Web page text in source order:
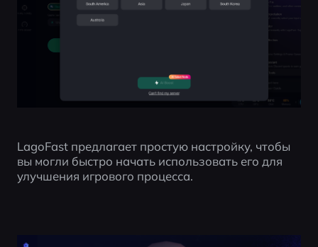
LagoFast предлагает простую настройку, чтобы
вы могли быстро начать использовать его для
улучшения игрового процесса.